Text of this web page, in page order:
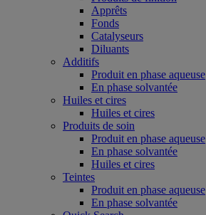
Apprêts
Fonds
Catalyseurs
Diluants
Additifs
Produit en phase aqueuse
En phase solvantée
Huiles et cires
Huiles et cires
Produits de soin
Produit en phase aqueuse
En phase solvantée
Huiles et cires
Teintes
Produit en phase aqueuse
En phase solvantée